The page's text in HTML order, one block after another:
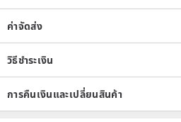
ค่าจัดส่ง
วิธีชำระเงิน
การคืนเงินและเปลี่ยนสินค้า